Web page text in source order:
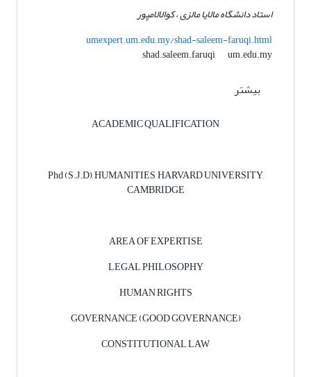
استاد دانشگاه مالایا مالزی ، کوالالامپور
umexpert.um.edu.my/shad-saleem-faruqi.html
shad.saleem.faruqi
um.edu.my
بیشتر
ACADEMIC QUALIFICATION
Phd (S.J.D), HUMANITIES, HARVARD UNIVERSITY,
CAMBRIDGE
AREA OF EXPERTISE
LEGAL PHILOSOPHY
HUMAN RIGHTS
GOVERNANCE (GOOD GOVERNANCE)
CONSTITUTIONAL LAW